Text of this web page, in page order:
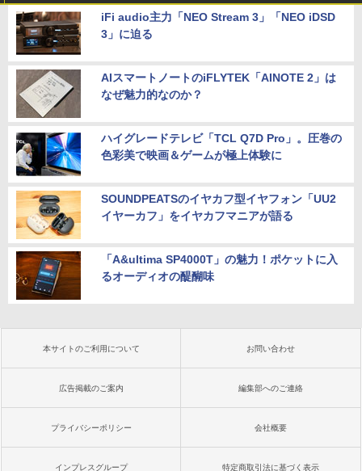
iFi audio主力「NEO Stream 3」「NEO iDSD
3」に迫る
AIスマートノートのiFLYTEK「AINOTE 2」は
なぜ魅力的なのか？
ハイグレードテレビ「TCL Q7D Pro」。圧巻の
色彩美で映画＆ゲームが極上体験に
SOUNDPEATSのイヤカフ型イヤフォン「UU2
イヤーカフ」をイヤカフマニアが語る
「A&ultima SP4000T」の魅力！ポケットに入
るオーディオの醍醐味
本サイトのご利用について お問い合わせ
広告掲載のご案内 編集部へのご連絡
プライバシーポリシー 会社概要
インプレスグループ 特定商取引法に基づく表示